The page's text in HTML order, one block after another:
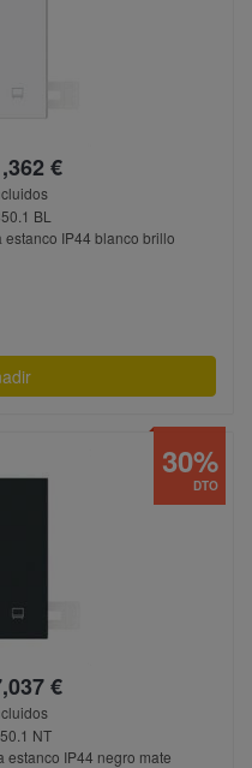
€
BL
estanco IP44 blanco brillo
€
NT
estanco IP44 negro mate
DTO
30%